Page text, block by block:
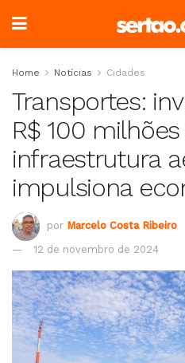
Home Notícias Cidades
Transportes:
R$ 100
infraestrutura
impulsiona
por Marcelo Costa Ribeiro
12 de novembro de 2024